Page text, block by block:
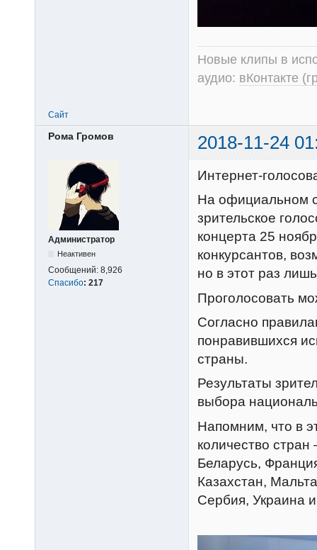
Новые клипы в
аудио: вКонтакте
Сайт
Рома Громов 2018-11-24
Администратор
Неактивен
Сообщений: 8,926
Спасибо: 217
Интернет-
На официальном
зрительское
концерта 25
конкурсантов,
но в этот раз
Проголосовать
Согласно
понравившихся
страны.
Результаты
выбора
Напомним, что в
количество
Беларусь,
Казахстан,
Сербия, Украина